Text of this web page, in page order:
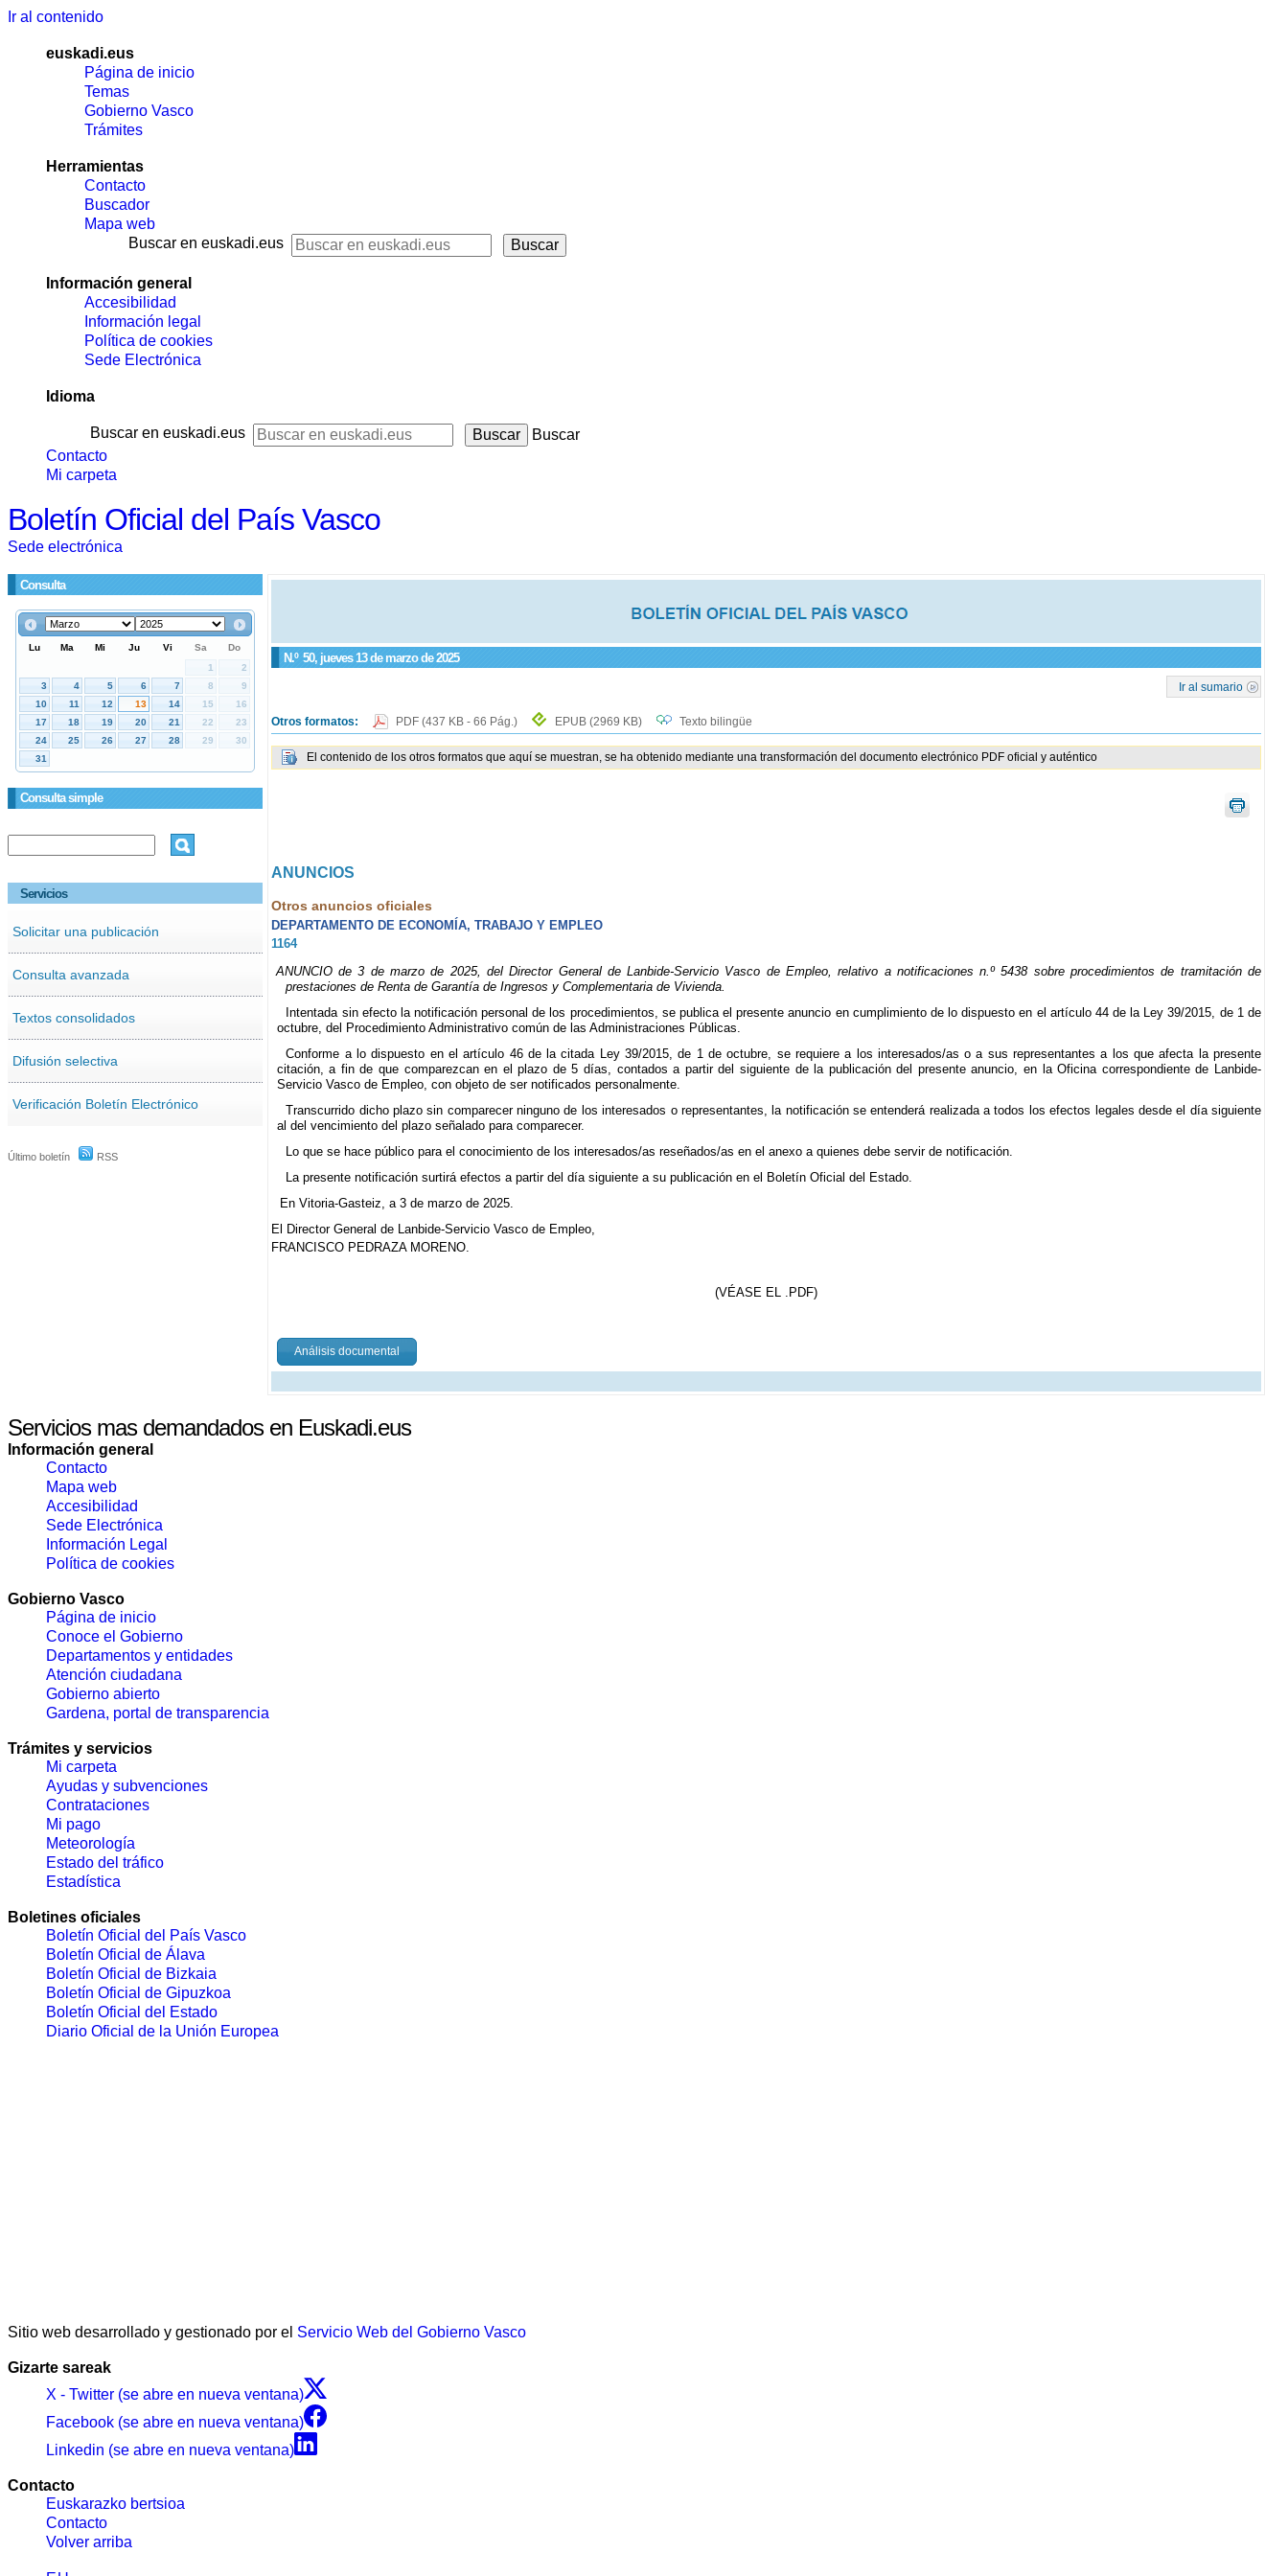
Ir al contenido
euskadi.eus
Página de inicio
Temas
Gobierno Vasco
Trámites
Herramientas
Contacto
Buscador
Mapa web
Buscar en euskadi.eus
Información general
Accesibilidad
Información legal
Política de cookies
Sede Electrónica
Idioma
Buscar en euskadi.eus
Buscar
Contacto
Mi carpeta
Boletín Oficial del País Vasco
Sede electrónica
Consulta
Consulta simple
Servicios
Solicitar una publicación
Consulta avanzada
Textos consolidados
Difusión selectiva
Verificación Boletín Electrónico
Último boletín RSS
N.º 50, jueves 13 de marzo de 2025
Ir al sumario
Otros formatos: PDF (437 KB - 66 Pág.) EPUB (2969 KB) Texto bilingüe
El contenido de los otros formatos que aquí se muestran, se ha obtenido mediante una transformación del documento electrónico PDF oficial y auténtico
ANUNCIOS
Otros anuncios oficiales
DEPARTAMENTO DE ECONOMÍA, TRABAJO Y EMPLEO
1164
ANUNCIO de 3 de marzo de 2025, del Director General de Lanbide-Servicio Vasco de Empleo, relativo a notificaciones n.º 5438 sobre procedimientos de tramitación de
prestaciones de Renta de Garantía de Ingresos y Complementaria de Vivienda.
Intentada sin efecto la notificación personal de los procedimientos, se publica el presente anuncio en cumplimiento de lo dispuesto en el artículo 44 de la Ley 39/2015, de 1 de
octubre, del Procedimiento Administrativo común de las Administraciones Públicas.
Conforme a lo dispuesto en el artículo 46 de la citada Ley 39/2015, de 1 de octubre, se requiere a los interesados/as o a sus representantes a los que afecta la presente
citación, a fin de que comparezcan en el plazo de 5 días, contados a partir del siguiente de la publicación del presente anuncio, en la Oficina correspondiente de Lanbide-
Servicio Vasco de Empleo, con objeto de ser notificados personalmente.
Transcurrido dicho plazo sin comparecer ninguno de los interesados o representantes, la notificación se entenderá realizada a todos los efectos legales desde el día siguiente
al del vencimiento del plazo señalado para comparecer.
Lo que se hace público para el conocimiento de los interesados/as reseñados/as en el anexo a quienes debe servir de notificación.
La presente notificación surtirá efectos a partir del día siguiente a su publicación en el Boletín Oficial del Estado.
En Vitoria-Gasteiz, a 3 de marzo de 2025.
El Director General de Lanbide-Servicio Vasco de Empleo,
FRANCISCO PEDRAZA MORENO.
(VÉASE EL .PDF)
Análisis documental
Servicios mas demandados en Euskadi.eus
Información general
Contacto
Mapa web
Accesibilidad
Sede Electrónica
Información Legal
Política de cookies
Gobierno Vasco
Página de inicio
Conoce el Gobierno
Departamentos y entidades
Atención ciudadana
Gobierno abierto
Gardena, portal de transparencia
Trámites y servicios
Mi carpeta
Ayudas y subvenciones
Contrataciones
Mi pago
Meteorología
Estado del tráfico
Estadística
Boletines oficiales
Boletín Oficial del País Vasco
Boletín Oficial de Álava
Boletín Oficial de Bizkaia
Boletín Oficial de Gipuzkoa
Boletín Oficial del Estado
Diario Oficial de la Unión Europea
Sitio web desarrollado y gestionado por el Servicio Web del Gobierno Vasco
Gizarte sareak
X - Twitter (se abre en nueva ventana)
Facebook (se abre en nueva ventana)
Linkedin (se abre en nueva ventana)
Contacto
Euskarazko bertsioa
Contacto
Volver arriba